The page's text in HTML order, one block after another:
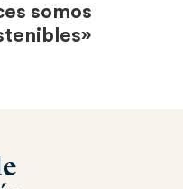
somos